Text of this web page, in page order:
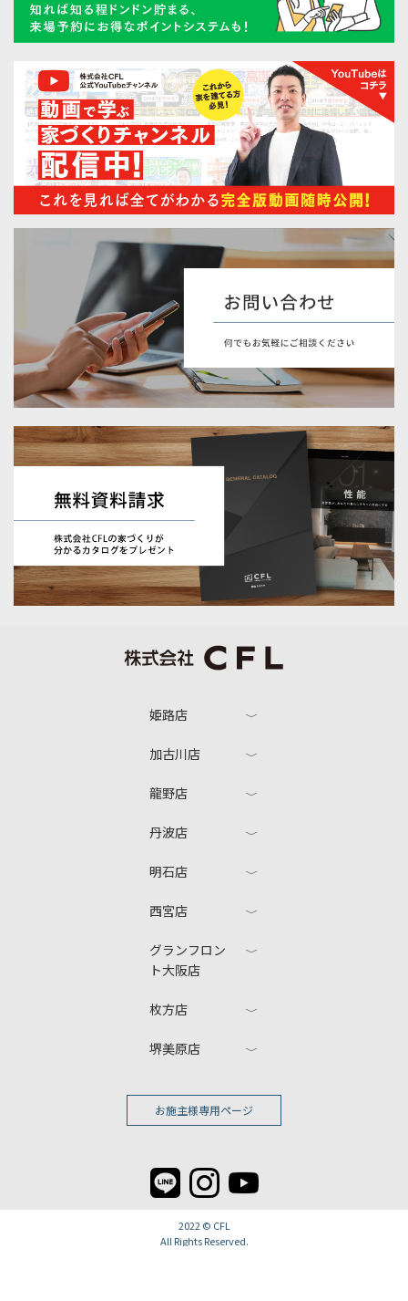
姫路店
加古川店
龍野店
丹波店
明石店
西宮店
グランフロン
ト大阪店
枚方店
堺美原店
お施主様専用ページ
2022 © CFL
All Rights Reserved.